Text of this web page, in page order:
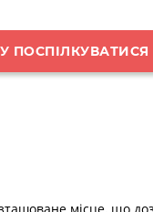
ПОСПІЛКУВАТИСЯ
місце, що